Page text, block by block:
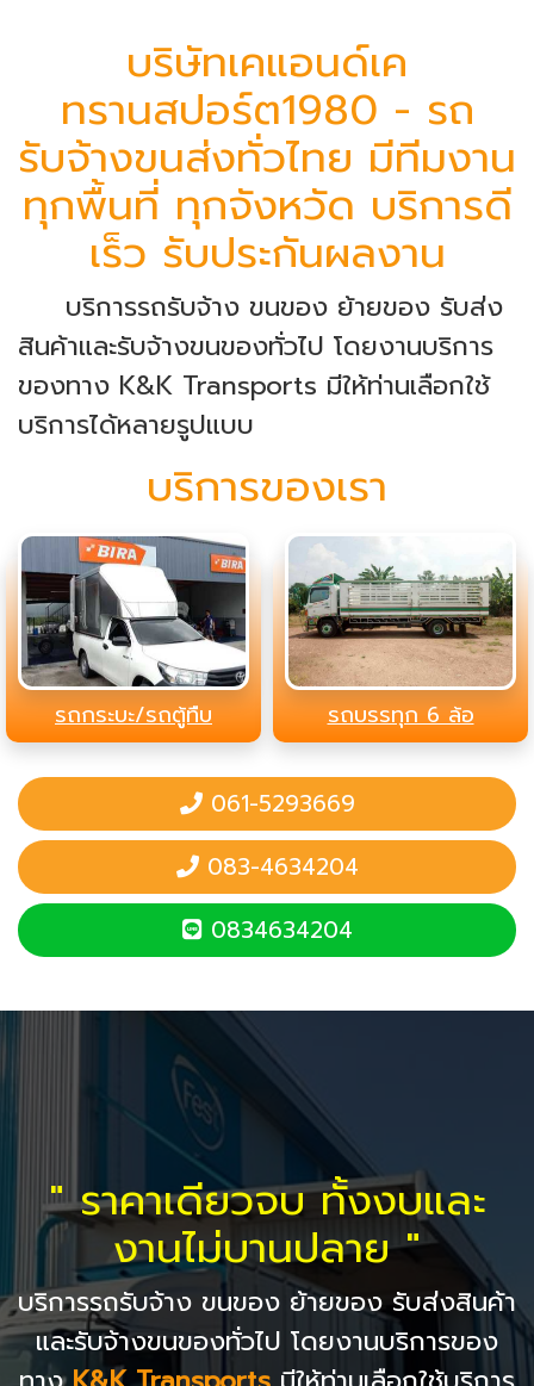
บริษัทเคแอนด์เค
ทรานสปอร์ต1980 - รถ
รับจ้างขนส่งทั่วไทย มีทีมงาน
ทุกพื้นที่ ทุกจังหวัด บริการดี
เร็ว รับประกันผลงาน
บริการรถรับจ้าง ขนของ ย้ายของ รับส่ง
สินค้าและรับจ้างขนของทั่วไป โดยงานบริการ
ของทาง K&K Transports มีให้ท่านเลือกใช้
บริการได้หลายรูปแบบ
บริการของเรา
รถกระบะ/รถตู้ทืบ รถบรรทุก 6 ล้อ
061-5293669
083-4634204
0834634204
" ราคาเดียวจบ ทั้งงบและ
งานไม่บานปลาย "
บริการรถรับจ้าง ขนของ ย้ายของ รับส่งสินค้า
และรับจ้างขนของทั่วไป โดยงานบริการของ